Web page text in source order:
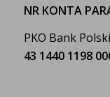
NR KONTA
PKO Bank
43 1440 1198